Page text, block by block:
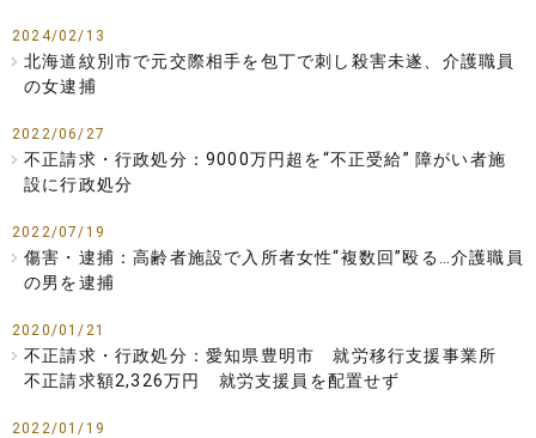
2024/02/13
北海道紋別市で元交際相手を包丁で刺し殺害未遂、介護職員
の女逮捕
2022/06/27
不正請求・行政処分：9000万円超を“不正受給” 障がい者施
設に行政処分
2022/07/19
傷害・逮捕：高齢者施設で入所者女性“複数回”殴る…介護職員
の男を逮捕
2020/01/21
不正請求・行政処分：愛知県豊明市 就労移行支援事業所
不正請求額2,326万円 就労支援員を配置せず
2022/01/19